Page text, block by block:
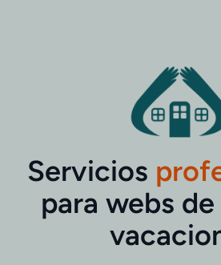
Servicios
para webs